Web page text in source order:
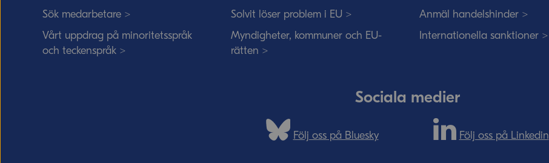
Sök medarbetare >
Vårt uppdrag på minoritetsspråk
och teckenspråk >
Solvit löser problem i EU >
Myndigheter, kommuner och EU-
rätten >
Anmäl handelshinder >
Internationella sanktioner >
Sociala medier
Följ oss på Bluesky Följ oss på Linkedin